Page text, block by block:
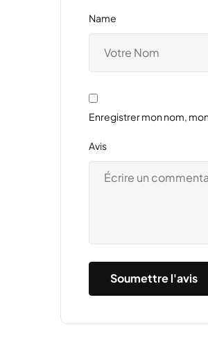
Name
Enregistrer mon nom,
Avis